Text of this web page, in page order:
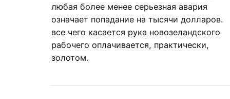
любая более менее серьезная авария
означает попадание на тысячи долларов.
все чего касается рука новозеландского
рабочего оплачивается, практически,
золотом.